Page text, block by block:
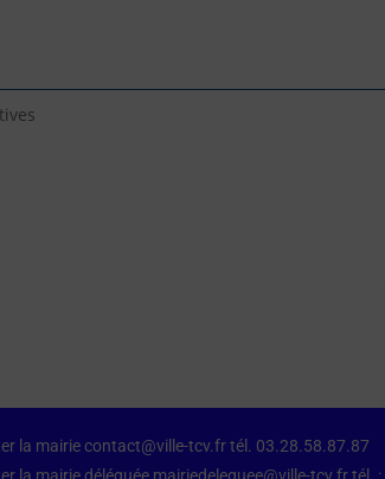
la mairie contact@ville-tcv.fr tél. 03.28.58.87.87